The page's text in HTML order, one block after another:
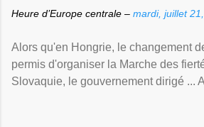
Heure d’Europe centrale – mardi, juillet
Alors qu'en Hongrie, le changement
permis d'organiser la Marche des
Slovaquie, le gouvernement dirigé ...